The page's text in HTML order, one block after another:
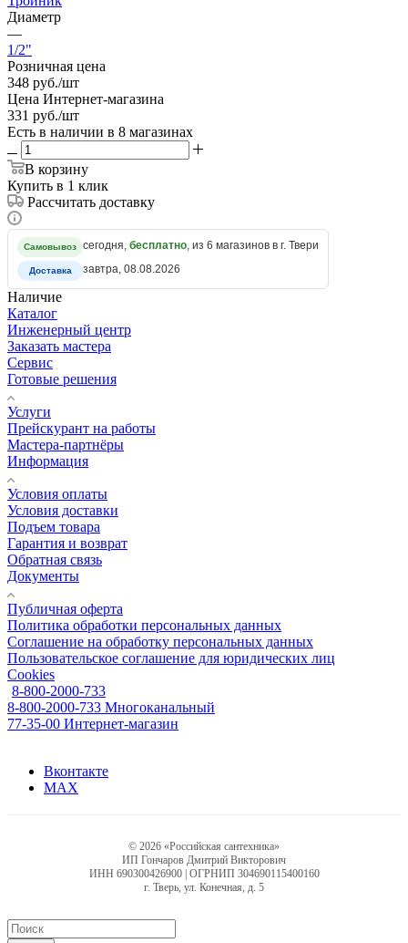
Диаметр
—
1/2"
Розничная цена
348 руб./шт
Цена Интернет-магазина
331 руб./шт
Есть в наличии в 8 магазинах
В корзину
Купить в 1 клик
Рассчитать доставку
Самовывоз сегодня, бесплатно, из 6 магазинов в г. Твери
Доставка завтра, 08.08.2026
Наличие
Каталог
Инженерный центр
Заказать мастера
Сервис
Готовые решения
Услуги
Прейскурант на работы
Мастера-партнёры
Информация
Условия оплаты
Условия доставки
Подъем товара
Гарантия и возврат
Обратная связь
Документы
Публичная оферта
Политика обработки персональных данных
Соглашение на обработку персональных данных
Пользовательское соглашение для юридических лиц
Cookies
8-800-2000-733
8-800-2000-733 Многоканальный
77-35-00 Интернет-магазин
Вконтакте
MAX
© 2026 «Российская сантехника»
ИП Гончаров Дмитрий Викторович
ИНН 690300426900 | ОГРНИП 304690115400160
г. Тверь, ул. Конечная, д. 5